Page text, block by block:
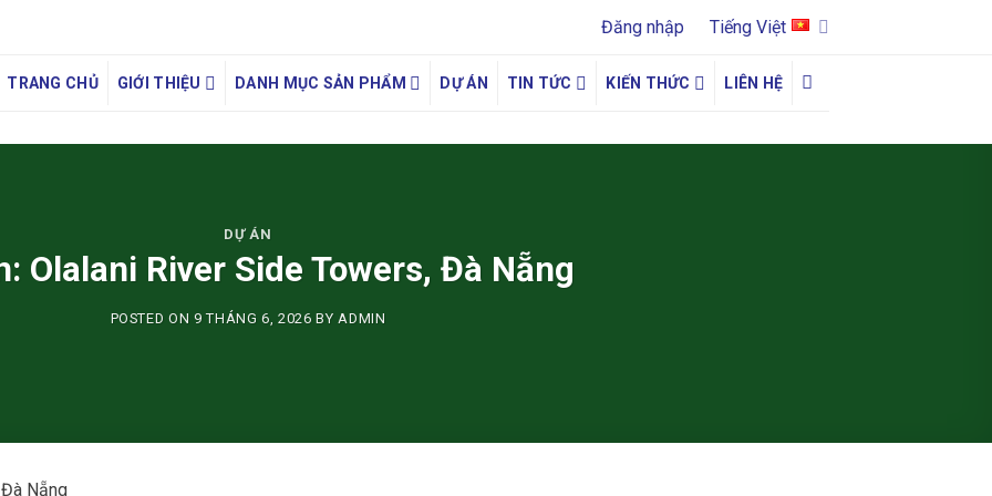
Đăng nhập Tiếng Việt
TRANG CHỦ GIỚI THIỆU DANH MỤC SẢN PHẨM DỰ ÁN TIN TỨC KIẾN THỨC LIÊN HỆ
DỰ ÁN
Olalani River Side Towers, Đà Nẵng
POSTED ON 9 THÁNG 6, 2026 BYADMIN
Nẵng